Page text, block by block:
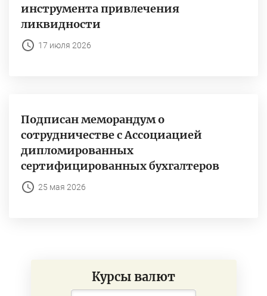
инструмента привлечения
ликвидности
17 июля 2026
Подписан меморандум о
сотрудничестве с Ассоциацией
дипломированных
сертифицированных бухгалтеров
25 мая 2026
Курсы валют